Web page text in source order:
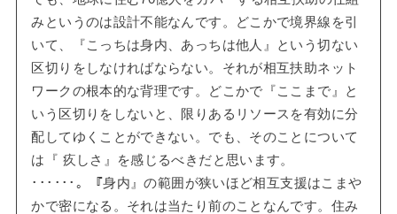
みというのは設計不能なんです。どこかで境界線を引
いて、『こっちは身内、あっちは他人』という切ない
区切りをしなければならない。それが相互扶助ネット
ワークの根本的な背理です。どこかで『ここまで』と
いう区切りをしないと、限りあるリソースを有効に分
配してゆくことができない。でも、そのことについて
は『 疚しさ』を感じるべきだと思います。
･･････。『身内』の範囲が狭いほど相互支援はこまや
かで密になる。それは当たり前のことなんです。住み